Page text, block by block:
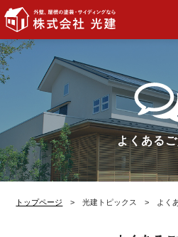
株式会社光建
装・サイディングなら
よくある
トップページ > 光建トピックス > よくあ